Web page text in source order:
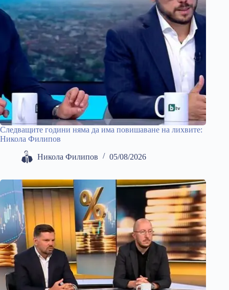
Следващите години няма да има повишаване на лихвите:
Никола Филипов
Никола Филипов 05/08/2026